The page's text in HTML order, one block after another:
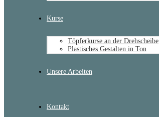
Kurse
Töpferkurse an der Drehscheibe
Plastisches Gestalten in Ton
Unsere Arbeiten
Kontakt